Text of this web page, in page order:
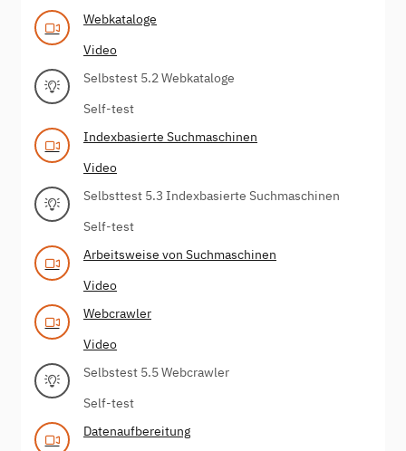
Webkataloge
Video
Selbstest 5.2 Webkataloge
Self-test
Indexbasierte Suchmaschinen
Video
Selbsttest 5.3 Indexbasierte Suchmaschinen
Self-test
Arbeitsweise von Suchmaschinen
Video
Webcrawler
Video
Selbstest 5.5 Webcrawler
Self-test
Datenaufbereitung